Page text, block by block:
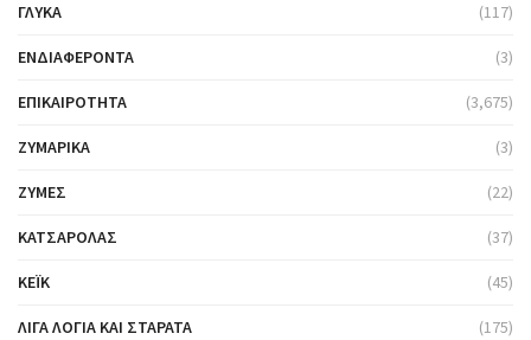
ΓΛΥΚΆ (117)
ΕΝΔΙΑΦΈΡΟΝΤΑ (3)
ΕΠΙΚΑΙΡΌΤΗΤΑ (3,675)
ΖΥΜΑΡΙΚΆ (3)
ΖΎΜΕΣ (22)
ΚΑΤΣΑΡΌΛΑΣ (37)
ΚΈΙΚ (45)
ΛΊΓΑ ΛΌΓΙΑ ΚΑΙ ΣΤΑΡΆΤΑ (175)